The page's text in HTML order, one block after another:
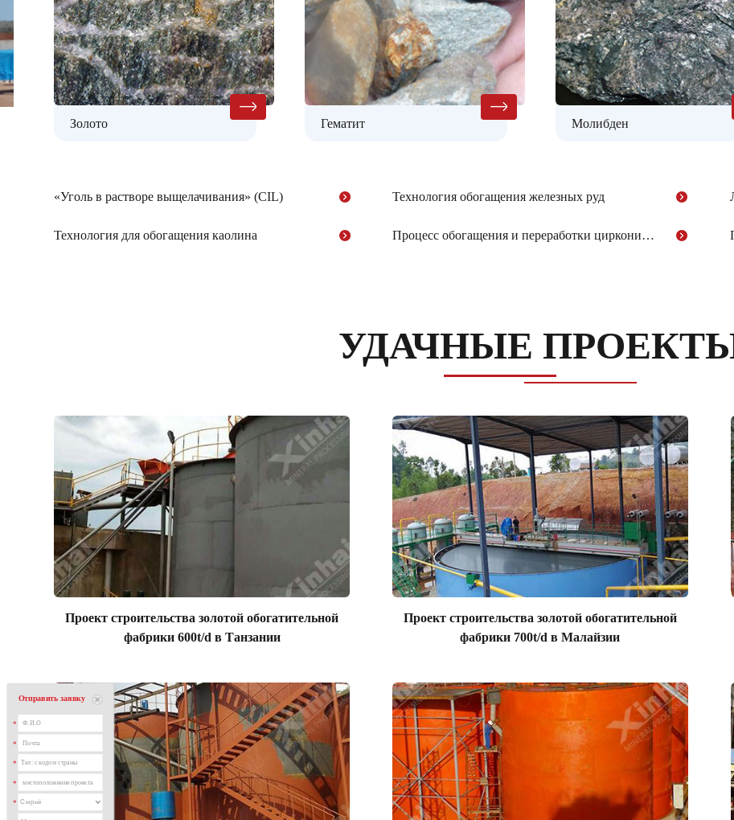
Золото Гематит Молибден
«Уголь в растворе выщелачивания» (CIL) Технология обогащения железных руд
Технология для обогащения каолина Процесс обогащения и переработки циркониевых руд
УДАЧНЫЕ
Проект строительства золотой обогатительной
фабрики 600t/d в Танзании
Проект строительства золотой обогатительной
фабрики 700t/d в Малайзии
Отправить заявку
*
*
*
*
*